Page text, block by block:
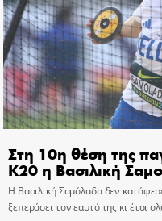
Στη 10η θέση της
Κ20 η Βασιλική
Η Βασιλική Σαμόλαδα δεν
ξεπεράσει τον εαυτό της κι έτσι